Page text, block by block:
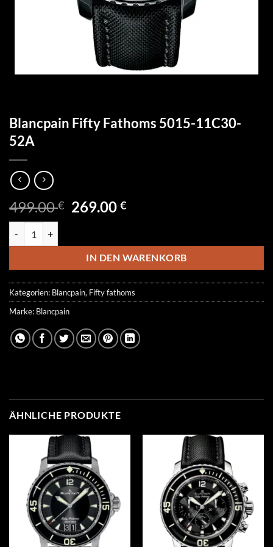
Blancpain Fifty Fathoms 5015-11C30-
52A
499.00€ Ursprünglicher
499.00 €
269.00€Aktueller
269.00 €.
IN DEN WARENKORB
Kategorien: Blancpain, Fifty fathoms
Marke: Blancpain
ÄHNLICHE PRODUKTE